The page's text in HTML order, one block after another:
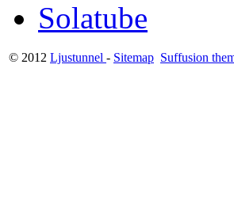
Solatube
© 2012 Ljustunnel - Sitemap Suffusion